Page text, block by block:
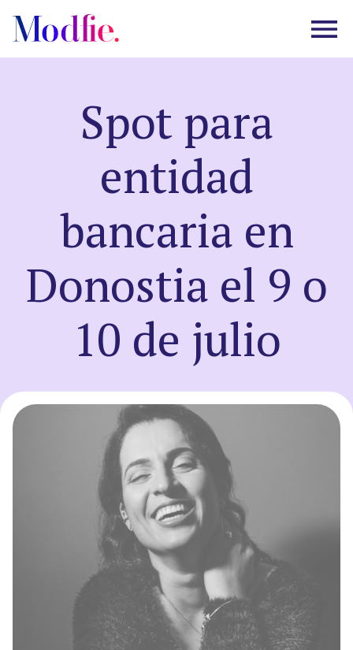
Castings
About us
FAQ
EN|ES
Sign up
Enter
Spot para
entidad
bancaria en
Donostia el 9 o
10 de julio